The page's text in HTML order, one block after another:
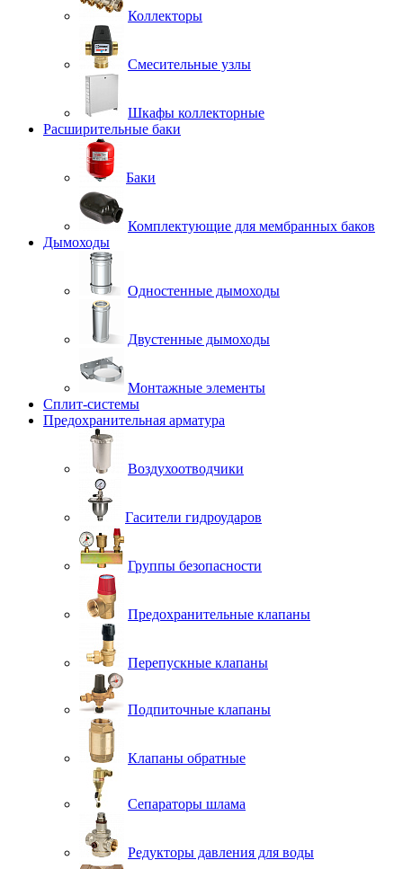
Коллекторы
Смесительные узлы
Шкафы коллекторные
Расширительные баки
Баки
Комплектующие для мембранных баков
Дымоходы
Одностенные дымоходы
Двустенные дымоходы
Монтажные элементы
Сплит-системы
Предохранительная арматура
Воздухоотводчики
Гасители гидроударов
Группы безопасности
Предохранительные клапаны
Перепускные клапаны
Подпиточные клапаны
Клапаны обратные
Сепараторы шлама
Редукторы давления для воды